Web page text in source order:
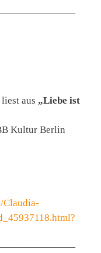
liest aus „Liebe ist
Kultur Berlin
Claudia-